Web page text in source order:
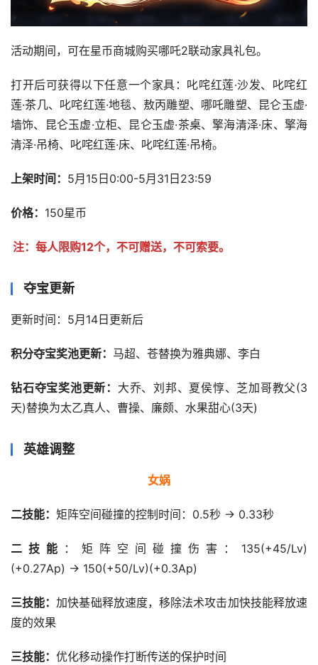
活动期间，可在星币商城购买哪吒2联动家具礼包。
打开后可获得以下任意一个家具：叱咤红莲·沙发、叱咤红
莲·茶几、叱咤红莲·地毯、敖丙雕塑、哪吒雕塑、昆仑玉虚·
墙饰、昆仑玉虚·立柜、昆仑玉虚·茶桌、擎海清泽·床、擎海
清泽·吊椅、叱咤红莲·床、叱咤红莲·吊椅。
上架时间： 5月15日0:00-5月31日23:59
价格： 150星币
注：每人限购12个，不可赠送，不可索要。
夺宝更新
更新时间：5月14日更新后
积分夺宝奖池更新： 马超、苍替换为雅典娜、李白
钻石夺宝奖池更新： 大乔、刘邦、夏侯惇、芝加哥教父(3
天)替换为太乙真人、曹操、廉颇、水果甜心(3天)
英雄调整
女娲
二技能： 矩阵空间碰撞的控制时间：0.5秒 → 0.33秒
二技能 ：矩阵空间碰撞伤害：135(+45/Lv)
(+0.27Ap) → 150(+50/Lv)(+0.3Ap)
三技能：加快基础释放速度，移除法术攻击加快技能释放速
度的效果
三技能： 优化移动操作打断传送的保护时间